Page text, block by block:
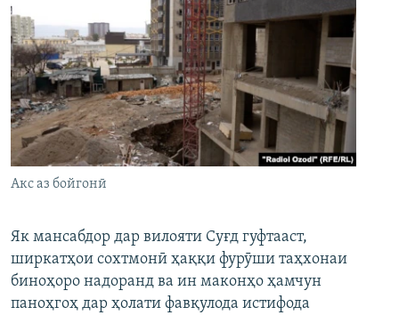
Акс аз бойгонӣ
Як мансабдор дар вилояти Суғд гуфтааст,
ширкатҳои сохтмонӣ ҳаққи фурӯши таҳхонаи
биноҳоро надоранд ва ин маконҳо ҳамчун
паноҳгоҳ дар ҳолати фавқулода истифода